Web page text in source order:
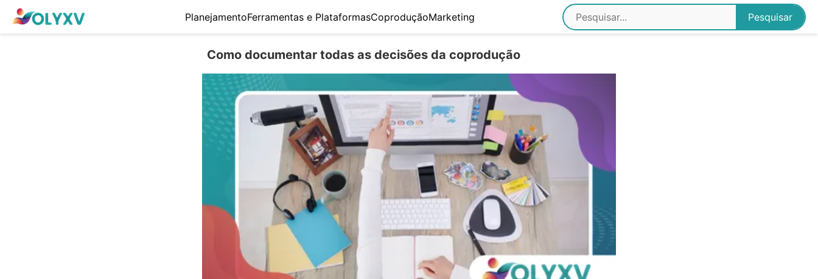
PlanejamentoFerramentas e PlataformasCoproduçãoMarketing
Como documentar todas as decisões da coprodução